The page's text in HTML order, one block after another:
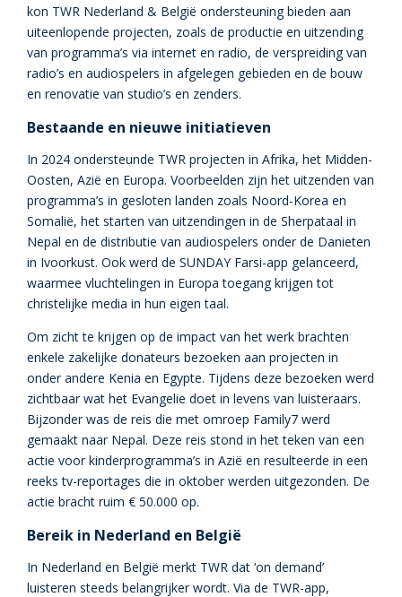
kon TWR Nederland & België ondersteuning bieden aan
uiteenlopende projecten, zoals de productie en uitzending
van programma’s via internet en radio, de verspreiding van
radio’s en audiospelers in afgelegen gebieden en de bouw
en renovatie van studio’s en zenders.
Bestaande en nieuwe initiatieven
In 2024 ondersteunde TWR projecten in Afrika, het Midden-
Oosten, Azië en Europa. Voorbeelden zijn het uitzenden van
programma’s in gesloten landen zoals Noord-Korea en
Somalië, het starten van uitzendingen in de Sherpataal in
Nepal en de distributie van audiospelers onder de Danieten
in Ivoorkust. Ook werd de SUNDAY Farsi-app gelanceerd,
waarmee vluchtelingen in Europa toegang krijgen tot
christelijke media in hun eigen taal.
Om zicht te krijgen op de impact van het werk brachten
enkele zakelijke donateurs bezoeken aan projecten in
onder andere Kenia en Egypte. Tijdens deze bezoeken werd
zichtbaar wat het Evangelie doet in levens van luisteraars.
Bijzonder was de reis die met omroep Family7 werd
gemaakt naar Nepal. Deze reis stond in het teken van een
actie voor kinderprogramma’s in Azië en resulteerde in een
reeks tv-reportages die in oktober werden uitgezonden. De
actie bracht ruim € 50.000 op.
Bereik in Nederland en België
In Nederland en België merkt TWR dat ‘on demand’
luisteren steeds belangrijker wordt. Via de TWR-app,